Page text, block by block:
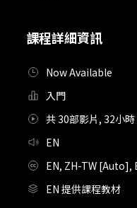
課程詳細資訊
Now Available
入門
共 30部影片, 32小
EN
EN, ZH-TW [Auto],
EN 提供課程教材